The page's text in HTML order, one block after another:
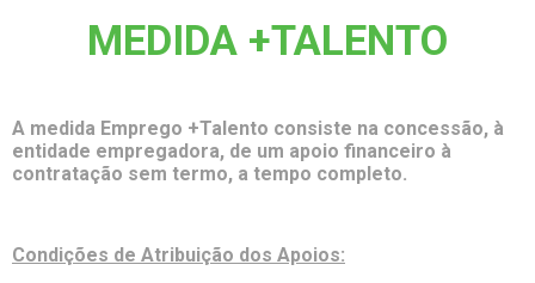
MEDIDA +TALENTO
A medida Emprego +Talento consiste na concessão, à
entidade empregadora, de um apoio financeiro à
contratação sem termo, a tempo completo.
Condições de Atribuição dos Apoios: